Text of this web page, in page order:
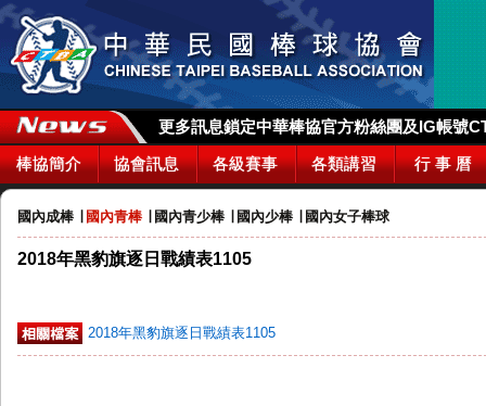
更多訊息鎖定中華棒協官方粉絲團及IG帳號
棒協簡介 協會訊息 各級賽事 各類講習 行 事 曆
國內成棒 國內青棒 國內青少棒 國內少棒 國內女子棒球
2018年黑豹旗逐日戰績表1105
2018年黑豹旗逐日戰績表1105